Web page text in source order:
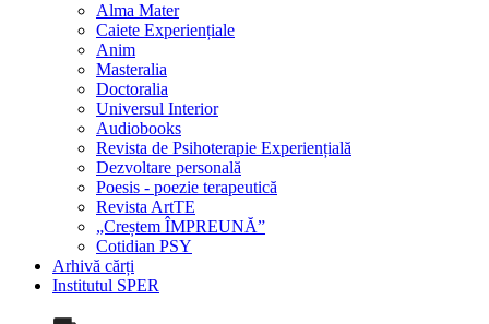
Alma Mater
Caiete Experiențiale
Anim
Masteralia
Doctoralia
Universul Interior
Audiobooks
Revista de Psihoterapie Experiențială
Dezvoltare personală
Poesis - poezie terapeutică
Revista ArtTE
„Creștem ÎMPREUNĂ”
Cotidian PSY
Arhivă cărți
Institutul SPER